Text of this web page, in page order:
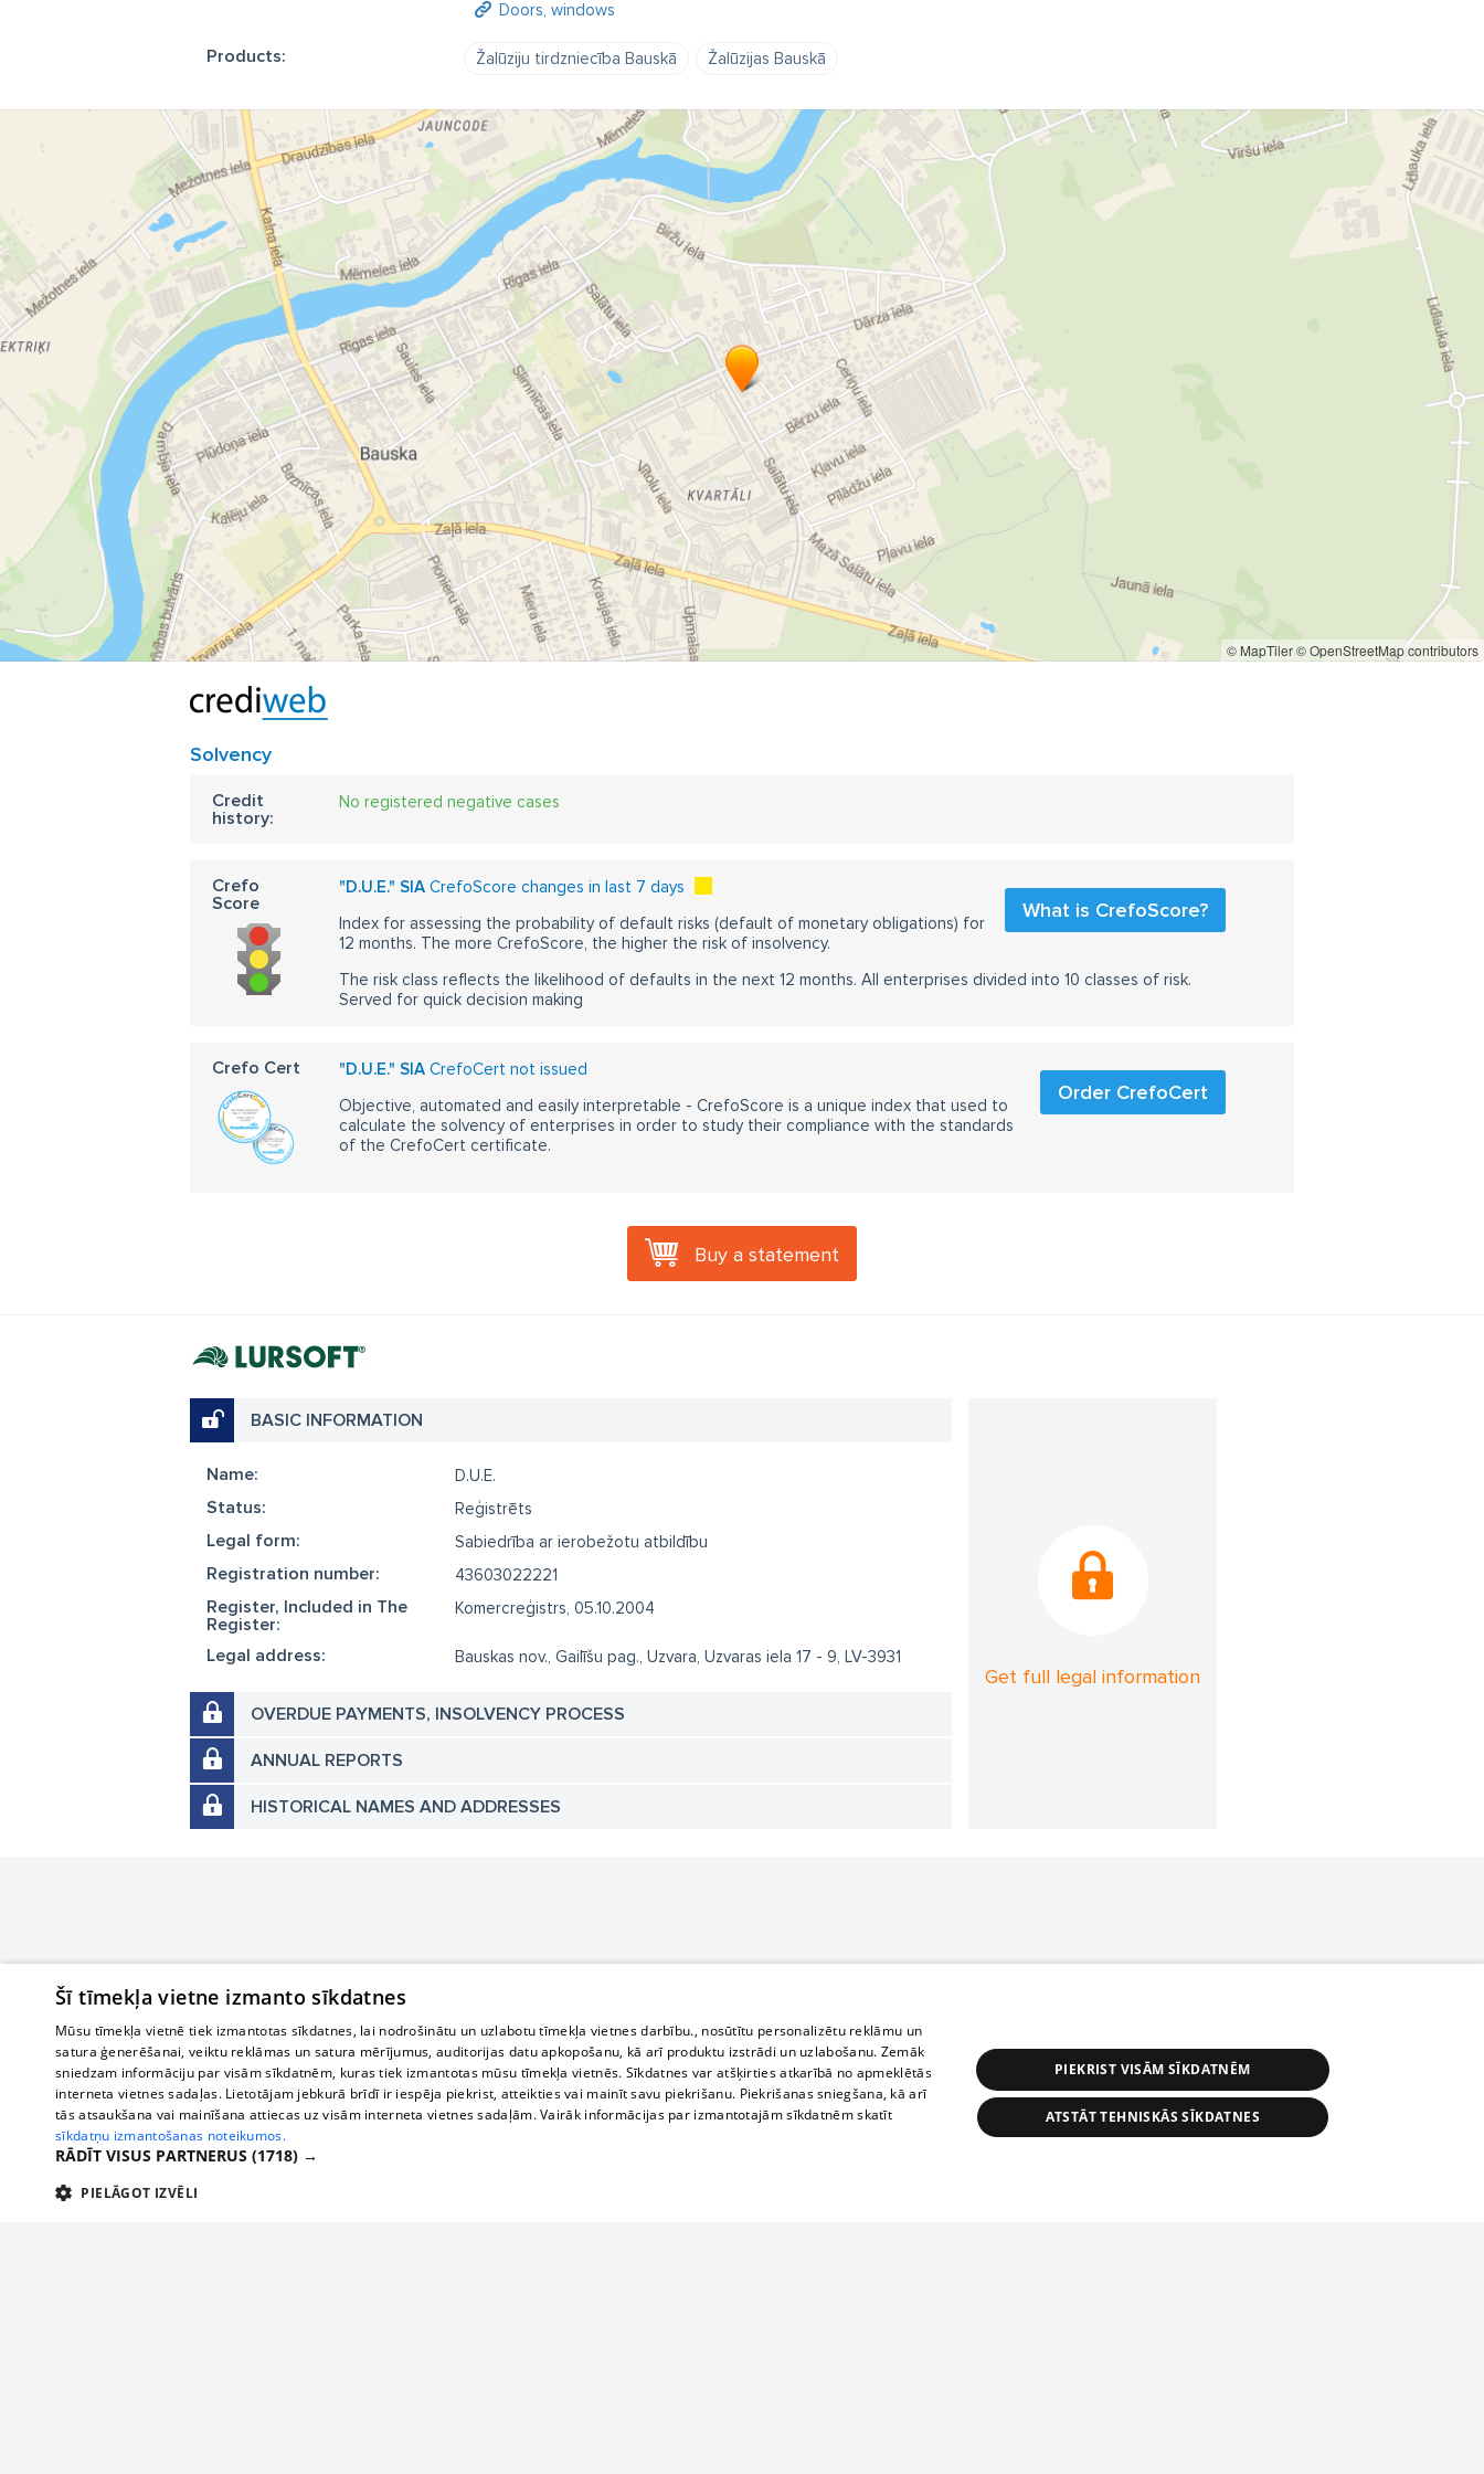
Doors, windows
Products: Žalūziju tirdzniecība Bauskā Žalūzijas Bauskā
© MapTiler© OpenStreetMap contributors
Solvency
Credit
history:
No registered negative cases
Crefo
Score
"D.U.E." SIA CrefoScore changes in last 7 days
What is CrefoScore?
Index for assessing the probability of default risks (default of monetary obligations) for
12 months. The more CrefoScore, the higher the risk of insolvency.
The risk class reflects the likelihood of defaults in the next 12 months. All enterprises divided into 10 classes of risk.
Served for quick decision making
Crefo Cert "D.U.E." SIA CrefoCert not issued
Order CrefoCert
Objective, automated and easily interpretable - CrefoScore is a unique index that used to
calculate the solvency of enterprises in order to study their compliance with the standards
of the CrefoCert certificate.
Buy a statement
BASIC INFORMATION
Name: D.U.E.
Status: Reģistrēts
Legal form: Sabiedrība ar ierobežotu atbildību
Registration number: 43603022221
Register, Included in The
Register:
Komercreģistrs, 05.10.2004
Legal address: Bauskas nov., Gailīšu pag., Uzvara, Uzvaras iela 17 - 9, LV-3931
OVERDUE PAYMENTS, INSOLVENCY PROCESS
ANNUAL REPORTS
HISTORICAL NAMES AND ADDRESSES
Get full legal information
Šī tīmekļa vietne izmanto sīkdatnes
Mūsu tīmekļa vietnē tiek izmantotas sīkdatnes, lai nodrošinātu un uzlabotu tīmekļa vietnes darbību., nosūtītu personalizētu reklāmu un
satura ģenerēšanai, veiktu reklāmas un satura mērījumus, auditorijas datu apkopošanu, kā arī produktu izstrādi un uzlabošanu. Zemāk
sniedzam informāciju par visām sīkdatnēm, kuras tiek izmantotas mūsu tīmekļa vietnēs. Sīkdatnes var atšķirties atkarībā no apmeklētās
interneta vietnes sadaļas. Lietotājam jebkurā brīdī ir iespēja piekrist, atteikties vai mainīt savu piekrišanu. Piekrišanas sniegšana, kā arī
tās atsaukšana vai mainīšana attiecas uz visām interneta vietnes sadaļām. Vairāk informācijas par izmantotajām sīkdatnēm skatīt
sīkdatņu izmantošanas noteikumos.
RĀDĪT VISUS PARTNERUS (1718) →
PIELĀGOT IZVĒLI
PIEKRIST VISĀM SĪKDATNĒM
ATSTĀT TEHNISKĀS SĪKDATNES